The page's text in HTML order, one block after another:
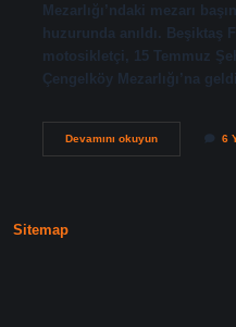
Mezarlığı’ndaki mezarı
huzurunda anıldı. Beşiktaş
motosikletçi, 15 Temmuz
Çengelköy Mezarlığı’na
Devamını okuyunAltın
6
Sitemap